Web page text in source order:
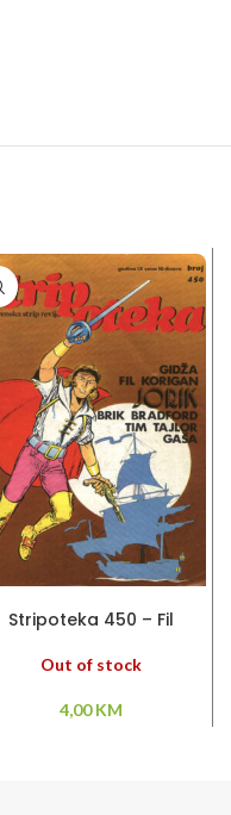
Stripoteka 450 – Fil
Bradford / Gaša
Out of stock
4,00KM